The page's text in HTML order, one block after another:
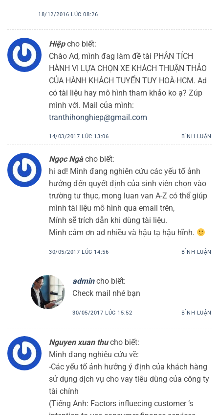
18/12/2016 LÚC 08:26
Hiệp cho biết:
Chào Ad, mình đag làm đề tài PHÂN TÍCH
HÀNH VI LỰA CHỌN XE KHÁCH THUẬN THẢO
CỦA HÀNH KHÁCH TUYẾN TUY HOÀ-HCM. Ad
có tài liệu hay mô hình tham khảo ko ạ? Zúp
mình với. Mail của mình:
tranthihonghiep@gmail.com
14/03/2017 LÚC 13:06 BÌNH LUẬN
Ngọc Ngà cho biết:
hi ad! Mình đang nghiên cứu các yếu tố ảnh
hưởng đến quyết định của sinh viên chọn vào
trường tư thục, mong luan van A-Z có thể giúp
mình tài liệu mô hình qua email trên,
Mính sẽ trích dẫn khi dùng tài liệu.
Mình cảm ơn ad nhiều và hậu tạ hậu hĩnh.
30/05/2017 LÚC 14:56 BÌNH LUẬN
admin cho biết:
Check mail nhé bạn
30/05/2017 LÚC 15:52 BÌNH LUẬN
Nguyen xuan thu cho biết:
Mình đang nghiêu cứu về:
-Các yếu tố ảnh hưởng ý định của khách hàng
sử dụng dịch vụ cho vay tiêu dùng của công ty
tài chính
(Tiếng Anh: Factors influecing customer ‘s